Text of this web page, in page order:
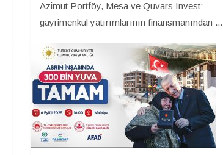
Azimut Portföy, Mesa ve Quvars Invest;
gayrimenkul yatırımlarının finansmanından ...